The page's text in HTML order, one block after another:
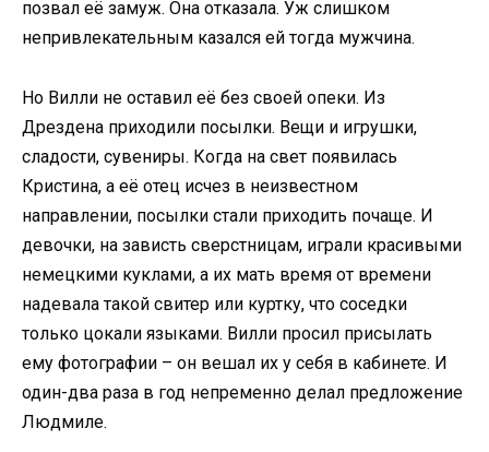
позвал её замуж. Она отказала. Уж слишком
непривлекательным казался ей тогда мужчина.
Но Вилли не оставил её без своей опеки. Из
Дрездена приходили посылки. Вещи и игрушки,
сладости, сувениры. Когда на свет появилась
Кристина, а её отец исчез в неизвестном
направлении, посылки стали приходить почаще. И
девочки, на зависть сверстницам, играли красивыми
немецкими куклами, а их мать время от времени
надевала такой свитер или куртку, что соседки
только цокали языками. Вилли просил присылать
ему фотографии – он вешал их у себя в кабинете. И
один-два раза в год непременно делал предложение
Людмиле.